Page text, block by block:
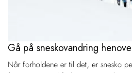
Gå på sneskovandring
Når forholdene er til det, er snesko